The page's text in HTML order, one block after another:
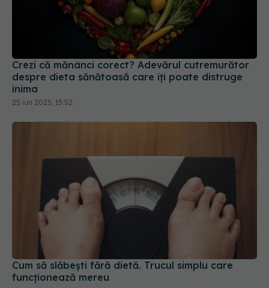
Crezi că mănânci corect? Adevărul cutremurător
despre dieta sănătoasă care îți poate distruge
25 iun 2025, 15:52
Cum să slăbești fără dietă. Trucul simplu care
funcționează mereu
13 mar 2025, 14:29